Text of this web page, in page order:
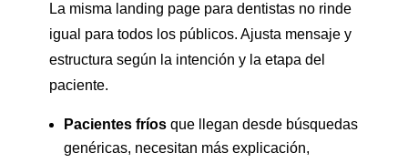
La misma landing page para dentistas no rinde
igual para todos los públicos. Ajusta mensaje y
estructura según la intención y la etapa del
paciente.
Pacientes fríosque llegan desde búsquedas
genéricas, necesitan más explicación,